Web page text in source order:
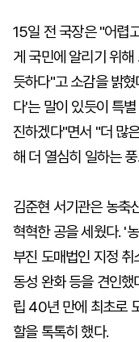
15일 전 국장은 "어렵
게 국민에 알리기 위
듯하다"고 소감을 밝
다'는 말이 있듯이 특
진하겠다"면서 "더 많
해 더 열심히 일하는
김준현 서기관은 농축
혁혁한 공을 세웠다. '
부진 도매법인 지정
동성 완화 등을 견인
립 40년 만에 최초로
할을 톡톡히 했다.